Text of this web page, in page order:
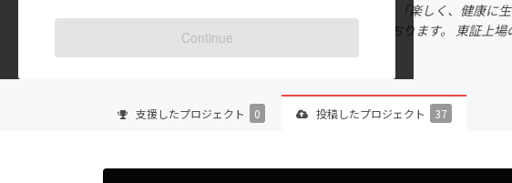
ビジネス・起業
チャレンジ
まちづくり・地域活性化
CAMPFIRE
Continue
2014年設立。 「楽しく、健康
をご紹介しております。 東証上
支援したプロジェクト 0 投稿したプロジェクト 37